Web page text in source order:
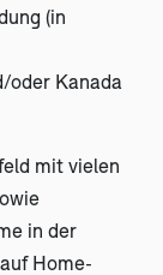
(in
oder Kanada
mit vielen
in der
Home-